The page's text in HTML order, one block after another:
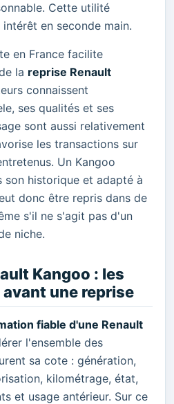
Cette utilité
en seconde main.
en France facilite
la reprise Renault
connaissent
ses qualités et ses
sont aussi relativement
les transactions sur
Un Kangoo
son historique et adapté à
donc être repris dans de
s'il ne s'agit pas d'un
niche.
Kangoo : les
une reprise
fiable d'une Renault
l'ensemble des
sa cote : génération,
kilométrage, état,
et usage antérieur. Sur ce